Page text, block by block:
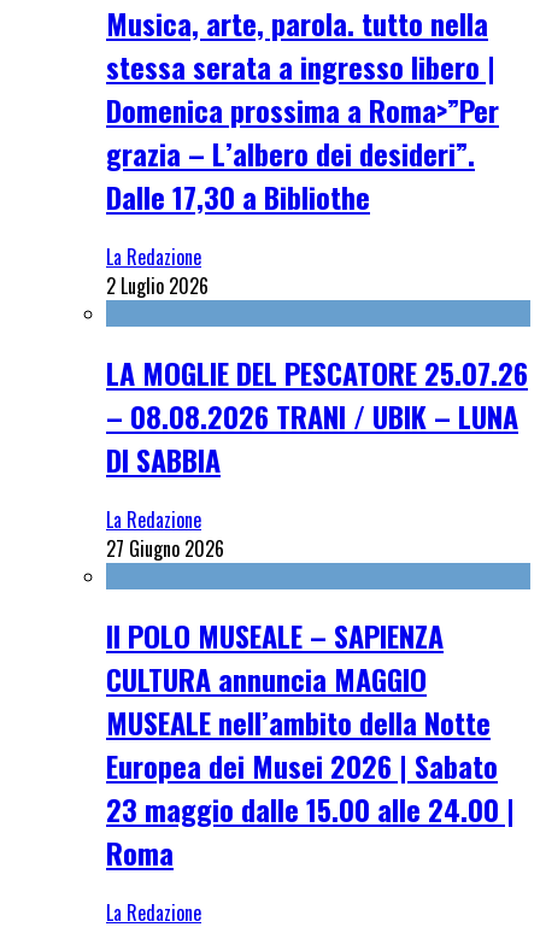
Musica, arte, parola. tutto nella
stessa serata a ingresso libero |
Domenica prossima a Roma>”Per
grazia – L’albero dei desideri”.
Dalle 17,30 a Bibliothe
La Redazione
2 Luglio 2026
LA MOGLIE DEL PESCATORE 25.07.26
– 08.08.2026 TRANI / UBIK – LUNA
DI SABBIA
La Redazione
27 Giugno 2026
Il POLO MUSEALE – SAPIENZA
CULTURA annuncia MAGGIO
MUSEALE nell’ambito della Notte
Europea dei Musei 2026 | Sabato
23 maggio dalle 15.00 alle 24.00 |
Roma
La Redazione